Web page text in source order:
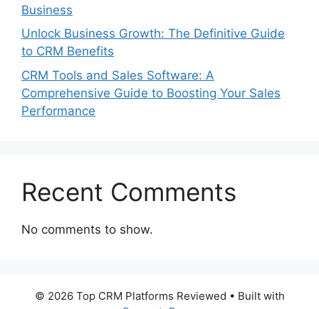
Business
Unlock Business Growth: The Definitive Guide
to CRM Benefits
CRM Tools and Sales Software: A
Comprehensive Guide to Boosting Your Sales
Performance
Recent Comments
No comments to show.
© 2026 Top CRM Platforms Reviewed • Built with